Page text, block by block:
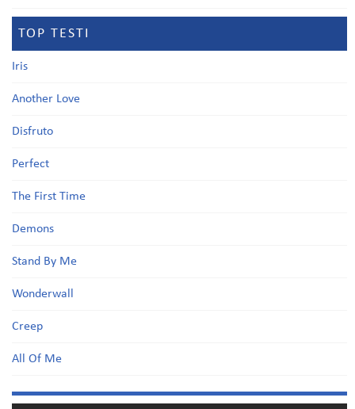
TOP TESTI
Iris
Another Love
Disfruto
Perfect
The First Time
Demons
Stand By Me
Wonderwall
Creep
All Of Me